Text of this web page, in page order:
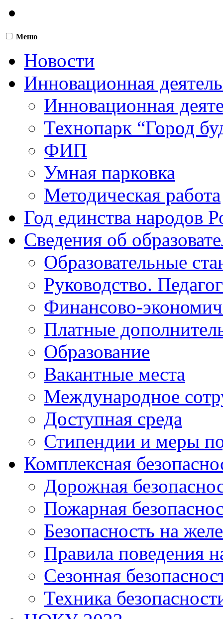
Меню
Новости
Инновационная
Инновационная
Технопарк “Город
ФИП
Умная парковка
Методическая работа
Год единства народов
Сведения об
Образовательные
Руководство.
Финансово-
Платные
Образование
Вакантные места
Международное
Доступная среда
Стипендии и меры
Комплексная
Дорожная
Пожарная
Безопасность на
Правила поведения
Сезонная
Техника